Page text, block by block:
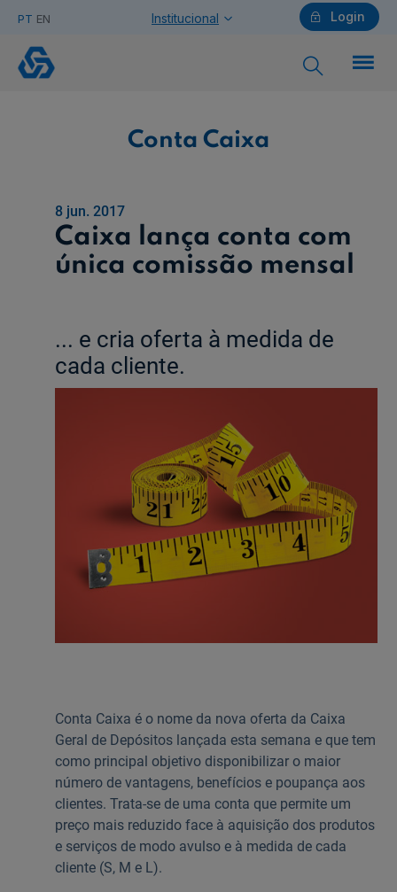
PT EN Login
Institucional
Empresas
Quero ser cliente:
Aderir ao Caixadirecta Particulares
Aderir ao Caixadirecta Empresas
Links úteis:
Faça download da App Caixadirecta
Conta
Caixa
Conta Caixa
8 jun. 2017
Caixa lança conta com
única comissão mensal
... e cria oferta à medida de
cada cliente.
Conta Caixa é o nome da nova oferta da Caixa
Geral de Depósitos lançada esta semana e que tem
como principal objetivo disponibilizar o maior
número de vantagens, benefícios e poupança aos
clientes. Trata-se de uma conta que permite um
preço mais reduzido face à aquisição dos produtos
e serviços de modo avulso e à medida de cada
cliente (S, M e L).